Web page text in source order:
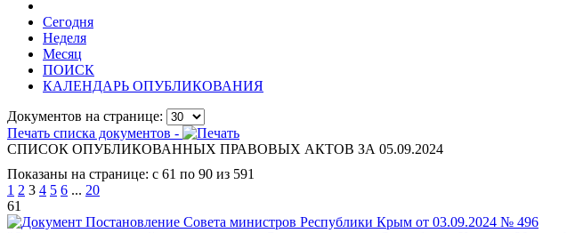
Сегодня
Неделя
Месяц
ПОИСК
КАЛЕНДАРЬ ОПУБЛИКОВАНИЯ
Документов на странице:
Печать списка документов -
СПИСОК ОПУБЛИКОВАННЫХ ПРАВОВЫХ АКТОВ ЗА 05.09.2024
Показаны на странице: с 61 по 90 из 591
1 2 3 4 5 6 ... 20
61
Постановление Совета министров Республики Крым от 03.09.2024 № 496